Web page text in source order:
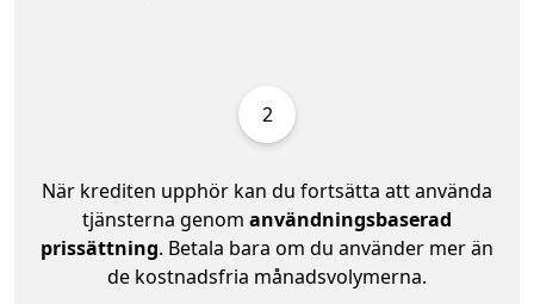
2
När krediten upphör kan du fortsätta att använda
tjänsterna genom användningsbaserad
prissättning. Betala bara om du använder mer än
de kostnadsfria månadsvolymerna.